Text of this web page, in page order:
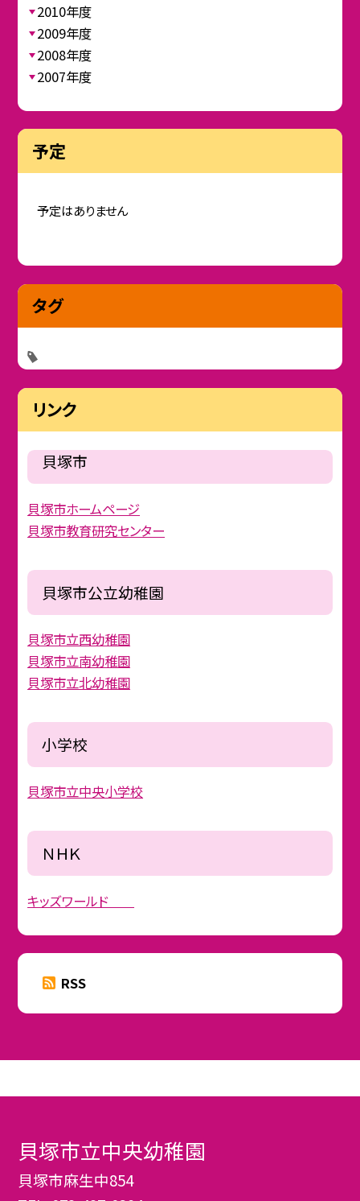
2010年度
2009年度
2008年度
2007年度
予定
予定はありません
タグ
リンク
貝塚市
貝塚市ホームページ
貝塚市教育研究センター
貝塚市公立幼稚園
貝塚市立西幼稚園
貝塚市立南幼稚園
貝塚市立北幼稚園
小学校
貝塚市立中央小学校
ＮＨＫ
キッズワールド
RSS
貝塚市立中央幼稚園
貝塚市麻生中854